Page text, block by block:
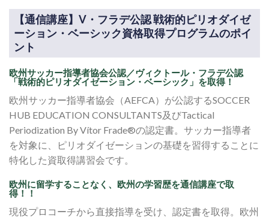
【通信講座】V・フラデ公認 戦術的ピリオダイゼ
ーション・ベーシック資格取得プログラムのポイ
ント
欧州サッカー指導者協会公認／ヴィクトール・フラデ公認
「戦術的ピリオダイゼーション・ベーシック」を取得！
欧州サッカー指導者協会（AEFCA）が公認するSOCCER
HUB EDUCATION CONSULTANTS及びTactical
Periodization By Vítor Frade®の認定書。サッカー指導者
を対象に、ピリオダイゼーションの基礎を習得することに
特化した資取得講習会です。
欧州に留学することなく、欧州の学習歴を通信講座で取
得！！
現役プロコーチから直接指導を受け、認定書を取得。欧州